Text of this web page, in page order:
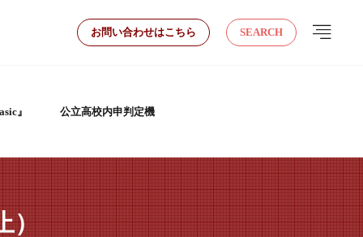
お問い合わせはこちら SEARCH
』 公立高校内申判定機
）